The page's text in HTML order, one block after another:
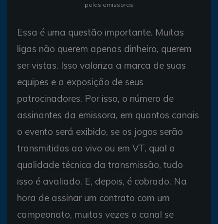
pelas emissoras
Essa é uma questão importante. Muitas
ligas não querem apenas dinheiro, querem
ser vistas. Isso valoriza a marca de suas
equipes e a exposição de seus
patrocinadores. Por isso, o número de
assinantes da emissora, em quantos canais
o evento será exibido, se os jogos serão
transmitidos ao vivo ou em VT, qual a
qualidade técnica da transmissão, tudo
isso é avaliado. E, depois, é cobrado. Na
hora de assinar um contrato com um
campeonato, muitas vezes o canal se